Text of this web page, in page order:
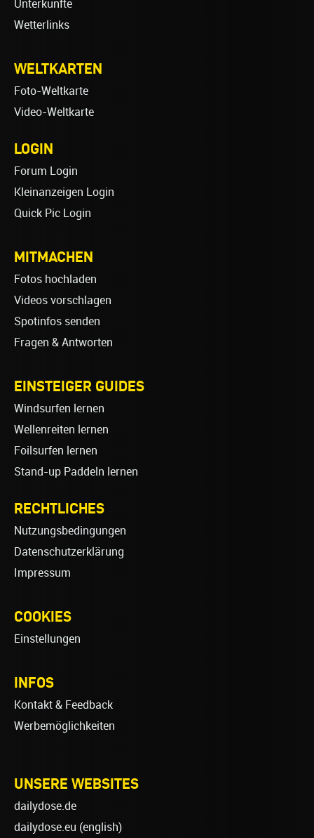
Unterkünfte
Wetterlinks
WELTKARTEN
Foto-Weltkarte
Video-Weltkarte
LOGIN
Forum Login
Kleinanzeigen Login
Quick Pic Login
MITMACHEN
Fotos hochladen
Videos vorschlagen
Spotinfos senden
Fragen & Antworten
EINSTEIGER GUIDES
Windsurfen lernen
Wellenreiten lernen
Foilsurfen lernen
Stand-up Paddeln lernen
RECHTLICHES
Nutzungsbedingungen
Datenschutzerklärung
Impressum
COOKIES
Einstellungen
INFOS
Kontakt & Feedback
Werbemöglichkeiten
UNSERE WEBSITES
dailydose.de
dailydose.eu (english)